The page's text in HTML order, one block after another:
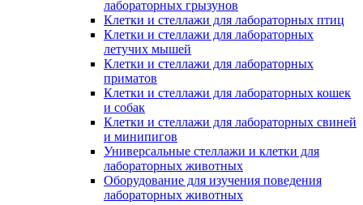
лабораторных грызунов
Клетки и стеллажи для лабораторных птиц
Клетки и стеллажи для лабораторных
летучих мышей
Клетки и стеллажи для лабораторных
приматов
Клетки и стеллажи для лабораторных кошек
и собак
Клетки и стеллажи для лабораторных свиней
и минипигов
Универсальные стеллажи и клетки для
лабораторных животных
Оборудование для изучения поведения
лабораторных животных